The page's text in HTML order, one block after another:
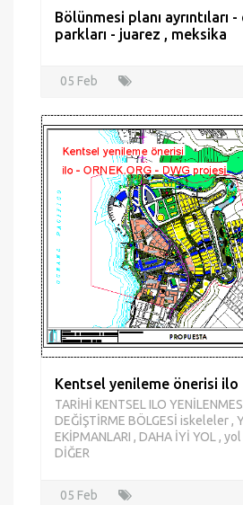
05 Feb
Kentsel yenileme önerisi ilo
TARİHİ KENTSEL ILO
DEĞİŞTİRME BÖLGESİ iskeleler ,